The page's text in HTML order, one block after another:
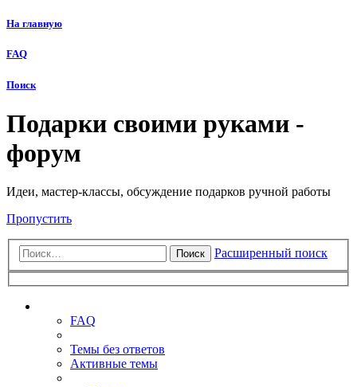
На главную
FAQ
Поиск
Подарки своими руками -
форум
Идеи, мастер-классы, обсуждение подарков ручной работы
Пропустить
Поиск Расширенный поиск
FAQ
Темы без ответов
Активные темы